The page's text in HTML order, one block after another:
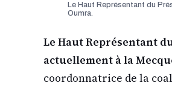
Le Haut Représentant du
Oumra.
Le Haut Représentant
actuellement à la
coordonnatrice de la